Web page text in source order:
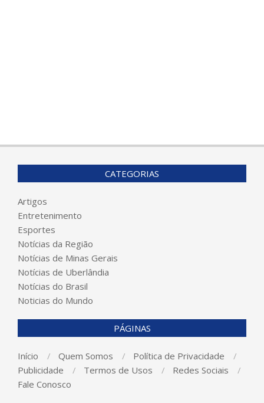
CATEGORIAS
Artigos
Entretenimento
Esportes
Notícias da Região
Notícias de Minas Gerais
Notícias de Uberlândia
Notícias do Brasil
Noticias do Mundo
PÁGINAS
Início Quem Somos
Política de Privacidade
Publicidade
Termos de Usos
Redes Sociais
Fale Conosco